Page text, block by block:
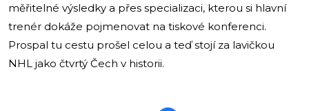
měřitelné výsledky a přes specializaci, kterou si hlavní
trenér dokáže pojmenovat na tiskové konferenci.
Prospal tu cestu prošel celou a teď stojí za lavičkou
NHL jako čtvrtý Čech v historii.